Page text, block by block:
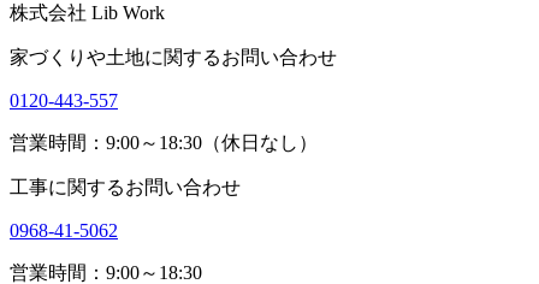
株式会社 Lib Work
家づくりや土地に関するお問い合わせ
0120-443-557
営業時間：9:00～18:30（休日なし）
工事に関するお問い合わせ
0968-41-5062
営業時間：9:00～18:30